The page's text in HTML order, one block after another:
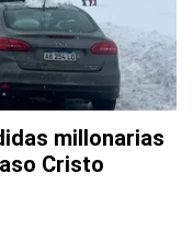
millonarias
Cristo